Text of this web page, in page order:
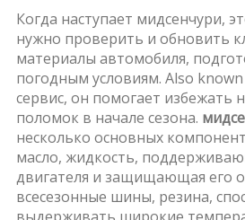
Когда наступает мидсенчури,
нужно проверить и обновить
материалы автомобиля,
погодным условиям. Also
сервис, он помогает избежать
поломок в начале сезона.
несколько основных
масло, жидкость,
двигателя и защищающая его
всесезонные шины, резина,